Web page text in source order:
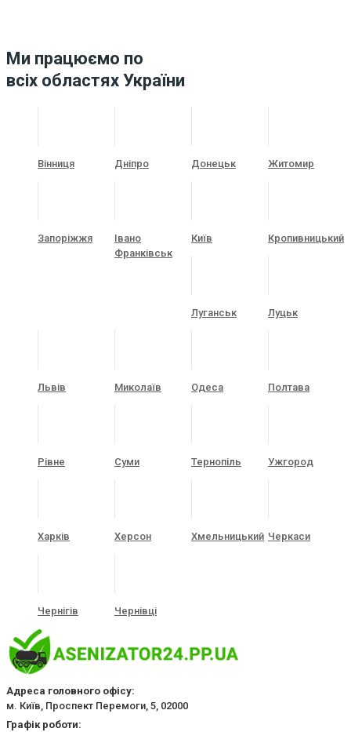
Ми працюємо по
всіх областях України
Вінниця Дніпро Донецьк Житомир
Запоріжжя
Івано
Франківськ
Київ Кропивницький
Луганськ Луцьк
Львів Миколаїв Одеса Полтава
Рівне Суми Тернопіль Ужгород
Харків Херсон Хмельницький Черкаси
Чернігів Чернівці
Адреса головного офісу:
м. Київ, Проспект Перемоги, 5, 02000
Графік роботи: